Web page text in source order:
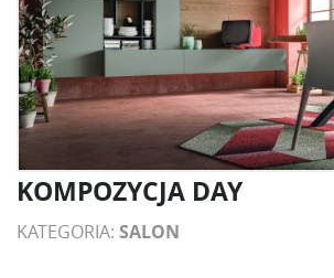
KOMPOZYCJA DAY
KATEGORIA: SALON